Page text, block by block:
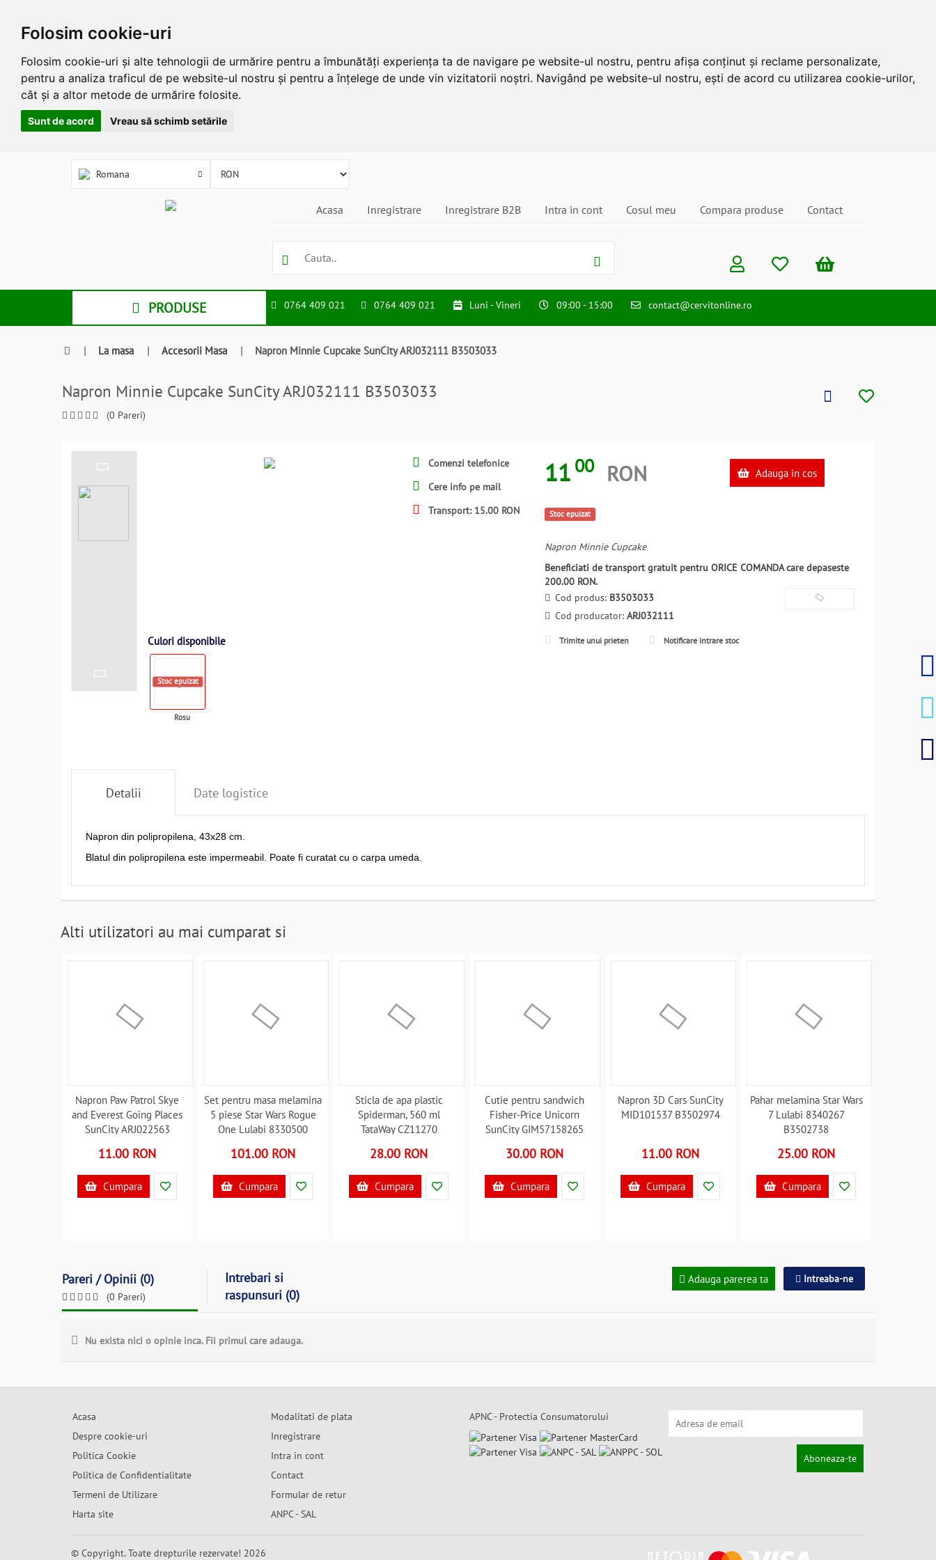
Folosim cookie-uri
Folosim cookie-uri și alte tehnologii de urmărire pentru a îmbunătăți experiența ta de navigare pe website-ul nostru, pentru afișa conținut și reclame personalizate,
pentru a analiza traficul de pe website-ul nostru și pentru a înțelege de unde vin vizitatorii noștri. Navigând pe website-ul nostru, ești de acord cu utilizarea cookie-urilor,
cât și a altor metode de urmărire folosite.
Sunt de acord Vreau să schimb setările
Romana
Acasa Inregistrare Inregistrare B2B Intra in cont Cosul meu Compara produse Contact
PRODUSE 0764 409 021 0764 409 021 Luni - Vineri 09:00 - 15:00 contact@cervitonline.ro
| La masa | Accesorii Masa | Napron Minnie Cupcake SunCity ARJ032111 B3503033
Napron Minnie Cupcake SunCity ARJ032111 B3503033
(0 Pareri)
Culori disponibile
Stoc epuizat
Rosu
Comenzi telefonice
Cere info pe mail
Transport: 15.00 RON
11 00 RON Adauga in cos
Stoc epuizat
Napron Minnie Cupcake
Beneficiati de transport gratuit pentru ORICE COMANDA care depaseste
200.00 RON.
Cod produs: B3503033
Cod producator: ARJ032111
Trimite unui prieten Notificare intrare stoc
Detalii Date logistice
Napron din polipropilena, 43x28 cm.
Blatul din polipropilena este impermeabil. Poate fi curatat cu o carpa umeda.
Alti utilizatori au mai cumparat si
Napron Paw Patrol Skye
and Everest Going Places
SunCity ARJ022563
11.00 RON
Cumpara
Set pentru masa melamina
5 piese Star Wars Rogue
One Lulabi 8330500
101.00 RON
Cumpara
Sticla de apa plastic
Spiderman, 560 ml
TataWay CZ11270
28.00 RON
Cumpara
Cutie pentru sandwich
Fisher-Price Unicorn
SunCity GIM57158265
30.00 RON
Cumpara
Napron 3D Cars SunCity
MID101537 B3502974
11.00 RON
Cumpara
Pahar melamina Star Wars
7 Lulabi 8340267
B3502738
25.00 RON
Cumpara
Pareri / Opinii (0)
(0 Pareri)
Intrebari si
raspunsuri (0)
Adauga parerea ta Intreaba-ne
Nu exista nici o opinie inca. Fii primul care adauga.
Acasa
Despre cookie-uri
Politica Cookie
Politica de Confidentialitate
Termeni de Utilizare
Harta site
Modalitati de plata
Inregistrare
Intra in cont
Contact
Formular de retur
ANPC - SAL
APNC - Protectia Consumatorului
Aboneaza-te
© Copyright. Toate drepturile rezervate! 2026